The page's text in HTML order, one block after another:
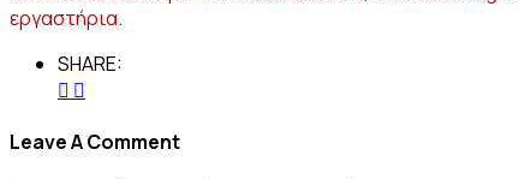
εργαστήρια.
SHARE:
Leave A Comment